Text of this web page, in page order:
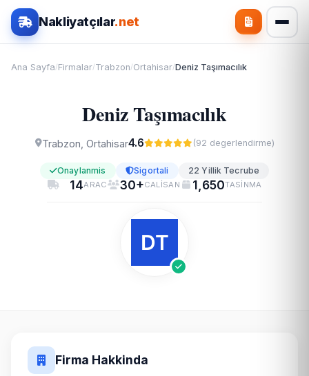
Nakliyatçılar.net
Ana Sayfa/Firmalar/Trabzon/Ortahisar/Deniz Taşımacılık
Deniz Taşımacılık
Trabzon, Ortahisar4.6 (92 degerlendirme)
Onaylanmis Sigortali 22 Yillik Tecrube
14ARAC 30+CALISAN 1,650TASINMA
Firma Hakkinda